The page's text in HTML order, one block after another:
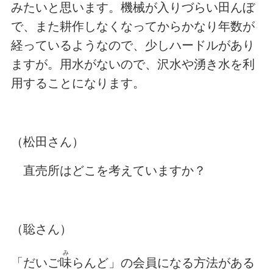
みたいと思います。機械が入りづらい田んぼ
で、また耕作しなくなってからかなり年数が
経っているようなので、少しハードルがあり
ますが。用水がないので、沢水や湧き水を利
用することになります。
（松田さん）
直売所はどこを考えていますか？
（聡さん）
「だいご味
み
らんど」の会員になる方法がある